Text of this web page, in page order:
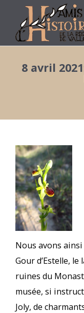
8 avril
Nous avons
Gour d’Estelle,
ruines du
musée, si
Joly, de